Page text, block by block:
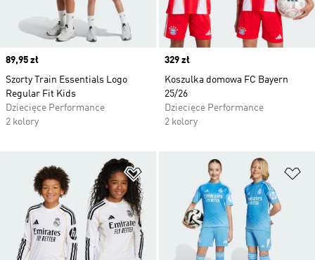
Price
89,95 zł
Szorty Train Essentials Logo
Regular Fit Kids
Dziecięce Performance
2 kolory
Price
329 zł
Koszulka domowa FC Bayern
25/26
Dziecięce Performance
2 kolory
Dodaj do listy życzeń